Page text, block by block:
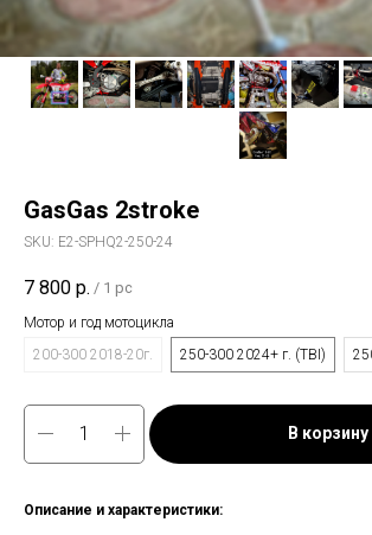
GasGas 2stroke
SKU: E2-SPHQ2-250-24
7 800 р. / 1 pc
Мотор и год мотоцикла
200-300 2018-20г.
250-300 2024+ г. (TBI)
В корзину
Описание и характеристики: